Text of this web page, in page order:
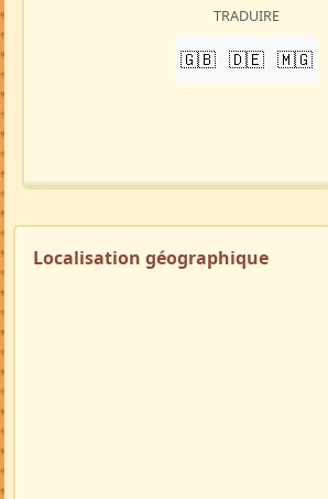
TRADUIRE
🇬🇧 🇩🇪 🇲🇬
Localisation géographique